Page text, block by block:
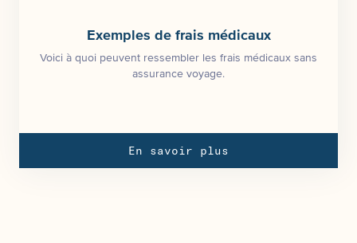
Exemples de frais médicaux
Voici à quoi peuvent ressembler les frais médicaux sans
assurance voyage.
En savoir plus